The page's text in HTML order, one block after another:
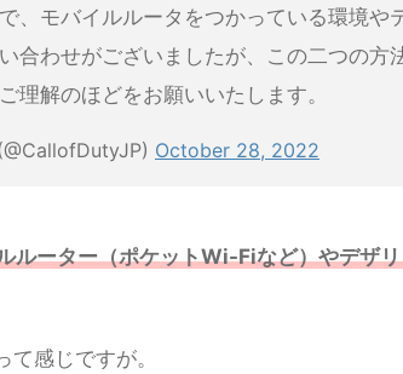
、モバイルルータをつかっている環境や
合わせがございましたが、この二つの方
理解のほどをお願いいたします。
October 28, 2022
ルーター（ポケットWi-Fiなど）やデザ
感じですが。